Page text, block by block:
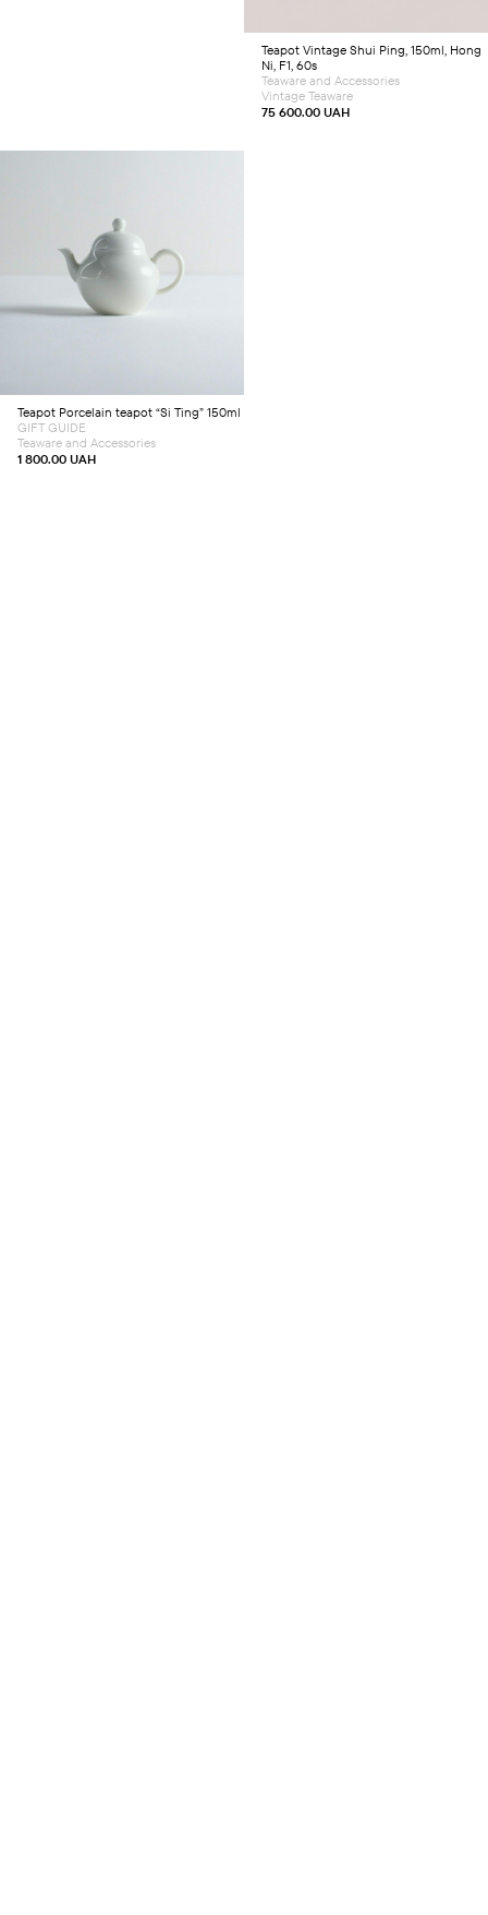
Teapot Vintage Shui Ping, 150ml, Hong
Ni, F1, 60s
75 600.00 UAH
Teaware and Accessories
Vintage Teaware
Add to cart
Teapot Porcelain teapot “Si Ting” 150ml
1 800.00 UAH
GIFT GUIDE
Teaware and Accessories